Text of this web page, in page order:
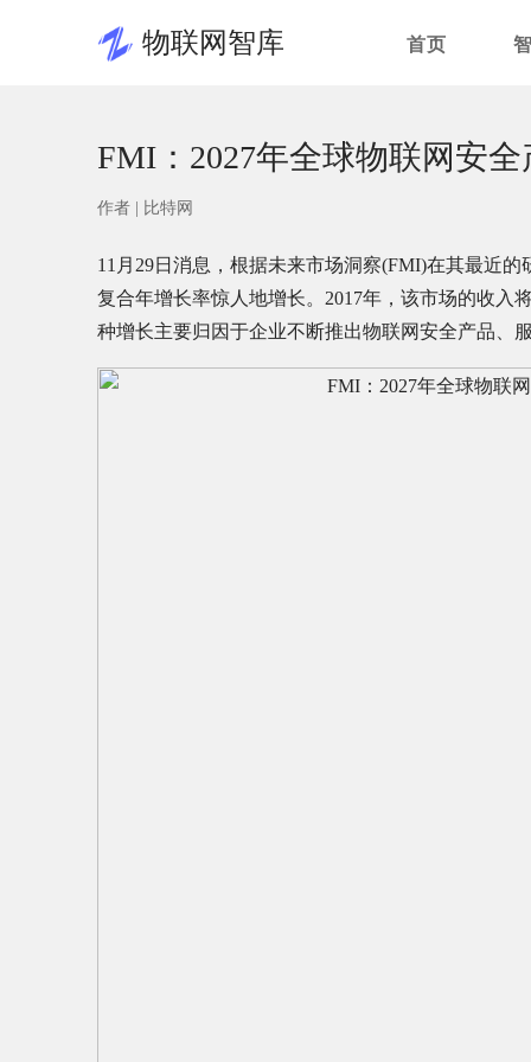
物联网智库 首页
FMI：2027年全球物联网安
作者 | 比特网
11月29日消息，根据未来市场洞察(FMI)在其最近的
复合年增长率惊人地增长。2017年，该市场的收入
种增长主要归因于企业不断推出物联网安全产品、